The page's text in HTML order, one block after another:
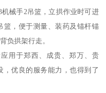
械手2吊篮，立拱作业时可进
篮，便于测量、装药及锚杆锚
负拱架行走。
用于郑西、成贵、郑万、贵
优良的服务能力，也得到了